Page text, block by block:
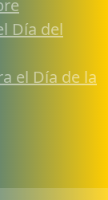
Día del
el Día de la